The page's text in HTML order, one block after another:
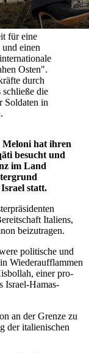
für eine
einen
Osten".
durch
die
Soldaten in
hat ihren
besucht und
im Land
statt.
Italiens,
beizutragen.
politische und
Wiederaufflammen
einer pro-
Israel-Hamas-
an der Grenze zu
der italienischen